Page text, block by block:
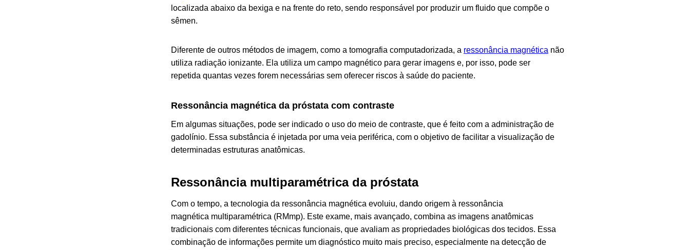
localizada abaixo da bexiga e na frente do reto, sendo responsável por produzir um fluido que compõe o
sêmen.
Diferente de outros métodos de imagem, como a tomografia computadorizada, a ressonância magnética não
utiliza radiação ionizante. Ela utiliza um campo magnético para gerar imagens e, por isso, pode ser
repetida quantas vezes forem necessárias sem oferecer riscos à saúde do paciente.
Ressonância magnética da próstata com contraste
Em algumas situações, pode ser indicado o uso do meio de contraste, que é feito com a administração de
gadolínio. Essa substância é injetada por uma veia periférica, com o objetivo de facilitar a visualização de
determinadas estruturas anatômicas.
Ressonância multiparamétrica da próstata
Com o tempo, a tecnologia da ressonância magnética evoluiu, dando origem à ressonância
magnética multiparamétrica (RMmp). Este exame, mais avançado, combina as imagens anatômicas
tradicionais com diferentes técnicas funcionais, que avaliam as propriedades biológicas dos tecidos. Essa
combinação de informações permite um diagnóstico muito mais preciso, especialmente na detecção de